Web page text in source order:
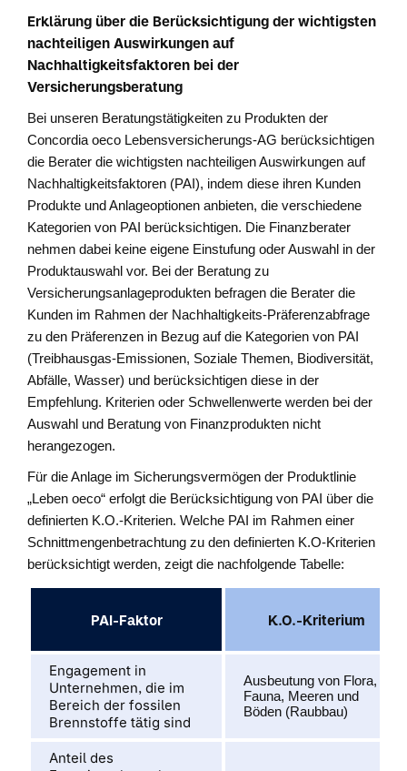
Erklärung über die Berücksichtigung der wichtigsten
nachteiligen Auswirkungen auf
Nachhaltigkeitsfaktoren bei der
Versicherungsberatung
Bei unseren Beratungstätigkeiten zu Produkten der
Concordia oeco Lebensversicherungs-AG berücksichtigen
die Berater die wichtigsten nachteiligen Auswirkungen auf
Nachhaltigkeitsfaktoren (PAI), indem diese ihren Kunden
Produkte und Anlageoptionen anbieten, die verschiedene
Kategorien von PAI berücksichtigen. Die Finanzberater
nehmen dabei keine eigene Einstufung oder Auswahl in der
Produktauswahl vor. Bei der Beratung zu
Versicherungsanlageprodukten befragen die Berater die
Kunden im Rahmen der Nachhaltigkeits-Präferenzabfrage
zu den Präferenzen in Bezug auf die Kategorien von PAI
(Treibhausgas-Emissionen, Soziale Themen, Biodiversität,
Abfälle, Wasser) und berücksichtigen diese in der
Empfehlung. Kriterien oder Schwellenwerte werden bei der
Auswahl und Beratung von Finanzprodukten nicht
herangezogen.
Für die Anlage im Sicherungsvermögen der Produktlinie
„Leben oeco“ erfolgt die Berücksichtigung von PAI über die
definierten K.O.-Kriterien. Welche PAI im Rahmen einer
Schnittmengenbetrachtung zu den definierten K.O-Kriterien
berücksichtigt werden, zeigt die nachfolgende Tabelle:
PAI-Faktor K.O.-Kriterium
Engagement in
Unternehmen, die im
Bereich der fossilen
Brennstoffe tätig sind
Ausbeutung von Flora,
Fauna, Meeren und
Böden (Raubbau)
Anteil des